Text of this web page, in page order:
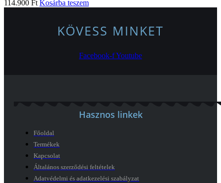
114.900 Ft Kosárba teszem
KÖVESS MINKET
Facebook-fYoutube
Hasznos linkek
Főoldal
Termékek
Kapcsolat
Általános szerződési feltételek
Adatvédelmi és adatkezelési szabályzat